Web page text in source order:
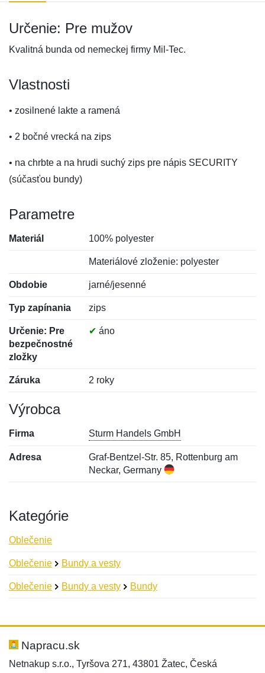
Určenie: Pre mužov
Kvalitná bunda od nemeckej firmy Mil-Tec.
Vlastnosti
• zosilnené lakte a ramená
• 2 bočné vrecká na zips
• na chrbte a na hrudi suchý zips pre nápis SECURITY
(súčasťou bundy)
Parametre
Materiál 100% polyester
Materiálové zloženie: polyester
Obdobie jarné/jesenné
Typ zapínania zips
Určenie: Pre
bezpečnostné
zložky
✔ áno
Záruka 2 roky
Výrobca
Firma Sturm Handels GmbH
Adresa
Graf-Bentzel-Str. 85, Rottenburg am
Neckar, Germany
Kategórie
Oblečenie
Oblečenie Bundy a vesty
Oblečenie Bundy a vesty Bundy
Hodnotenie:
Meno:
Napracu.sk
Netnakup s.r.o., Tyršova 271, 43801 Žatec, Česká